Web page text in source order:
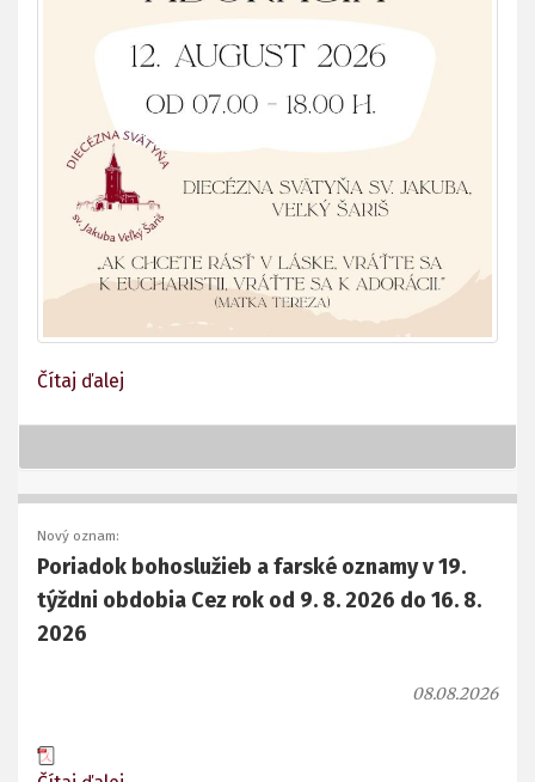
Čítaj ďalej
Nový oznam:
Poriadok bohoslužieb a farské oznamy v 19.
týždni obdobia Cez rok od 9. 8. 2026 do 16. 8.
2026
08.08.2026